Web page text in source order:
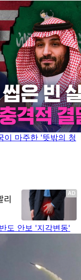
이 마주한 '뜻밖의 청
도 안보 '지각변동'